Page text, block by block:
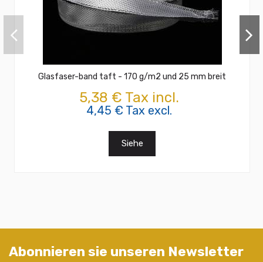
Glasfaser-band taft - 170 g/m2 und 25 mm breit
5,38 € Tax incl.
4,45 € Tax excl.
Siehe
Abonnieren sie unseren Newsletter